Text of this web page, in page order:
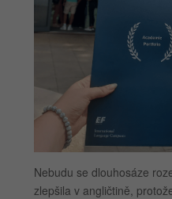
Nebudu se dlouhosáze
zlepšila v angličtině,